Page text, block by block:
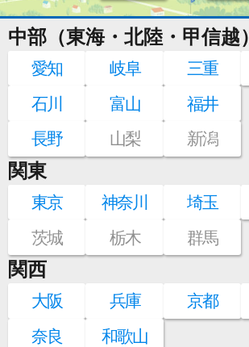
中部（東海・北陸・甲信越）
愛知 岐阜 三重
石川
富山
福井
長野
山梨 新潟
関東
東京 神奈川 埼玉
茨城
栃木 群馬
関西
大阪 兵庫 京都
奈良
和歌山